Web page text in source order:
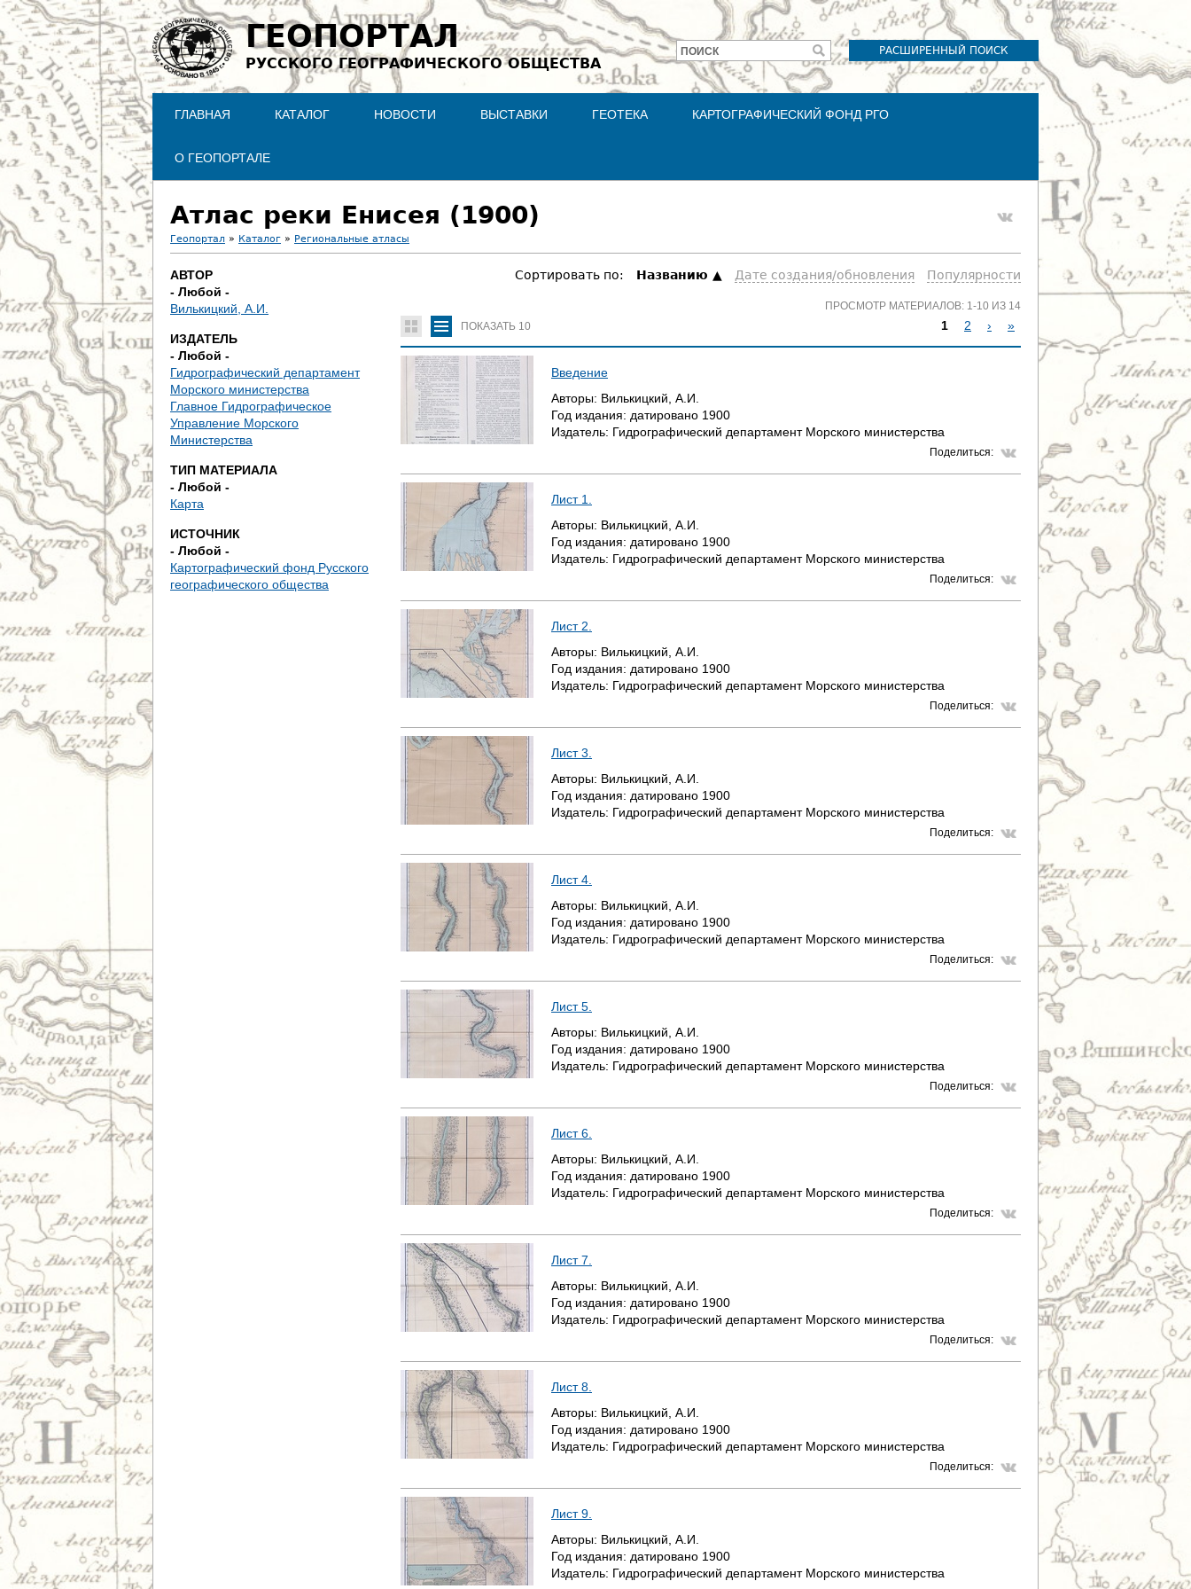
Jump to navigation
ГЕОПОРТАЛ
РУССКОГО ГЕОГРАФИЧЕСКОГО ОБЩЕСТВА
РАСШИРЕННЫЙ ПОИСК
Форма
поиска
ПОИСК
ГЛАВНАЯ КАТАЛОГ НОВОСТИ ВЫСТАВКИ ГЕОТЕКА КАРТОГРАФИЧЕСКИЙ ФОНД РГО
О ГЕОПОРТАЛЕ
Атлас реки Енисея (1900)
В
ы
з
д
е
с
ь
Геопортал » Каталог » Региональные атласы
АВТОР
- Любой -
Вилькицкий, А.И.
ИЗДАТЕЛЬ
- Любой -
Гидрографический департамент
Морского министерства
Главное Гидрографическое
Управление Морского
Министерства
ТИП МАТЕРИАЛА
- Любой -
Карта
ИСТОЧНИК
- Любой -
Картографический фонд Русского
географического общества
Сортировать по: Hазванию Дате создания/обновления Популярности
ПОКАЗАТЬ 10
ПРОСМОТР МАТЕРИАЛОВ: 1-10 ИЗ 14
С
А
Ц
1 2 › »
Введение
Авторы: Вилькицкий, А.И.
Год издания: датировано 1900
Издатель: Гидрографический департамент Морского министерства
Поделиться:
Лист 1.
Авторы: Вилькицкий, А.И.
Год издания: датировано 1900
Издатель: Гидрографический департамент Морского министерства
Поделиться:
Лист 2.
Авторы: Вилькицкий, А.И.
Год издания: датировано 1900
Издатель: Гидрографический департамент Морского министерства
Поделиться:
Лист 3.
Авторы: Вилькицкий, А.И.
Год издания: датировано 1900
Издатель: Гидрографический департамент Морского министерства
Поделиться:
Лист 4.
Авторы: Вилькицкий, А.И.
Год издания: датировано 1900
Издатель: Гидрографический департамент Морского министерства
Поделиться:
Лист 5.
Авторы: Вилькицкий, А.И.
Год издания: датировано 1900
Издатель: Гидрографический департамент Морского министерства
Поделиться:
Лист 6.
Авторы: Вилькицкий, А.И.
Год издания: датировано 1900
Издатель: Гидрографический департамент Морского министерства
Поделиться:
Лист 7.
Авторы: Вилькицкий, А.И.
Год издания: датировано 1900
Издатель: Гидрографический департамент Морского министерства
Поделиться:
Лист 8.
Авторы: Вилькицкий, А.И.
Год издания: датировано 1900
Издатель: Гидрографический департамент Морского министерства
Поделиться:
Лист 9.
Авторы: Вилькицкий, А.И.
Год издания: датировано 1900
Издатель: Гидрографический департамент Морского министерства